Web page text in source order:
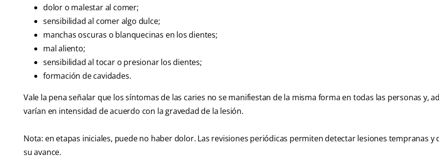
dolor o malestar al comer;
sensibilidad al comer algo dulce;
manchas oscuras o blanquecinas en los dientes;
mal aliento;
sensibilidad al tocar o presionar los dientes;
formación de cavidades.
Vale la pena señalar que los síntomas de las caries no se manifiestan de la misma forma en todas las personas y,
varían en intensidad de acuerdo con la gravedad de la lesión.
Nota: en etapas iniciales, puede no haber dolor. Las revisiones periódicas permiten detectar lesiones tempranas y
su avance.